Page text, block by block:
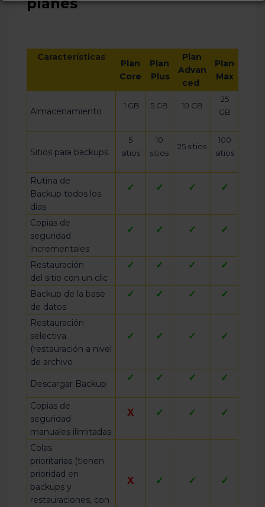
Características
Plan
Core
Plan
Plus
Plan
Advan
ced
Plan
Max
Almacenamiento
1 GB 5 GB 10 GB
25
GB
Sitios para backups
5
sitios
10
sitios
25 sitios
100
sitios
Rutina de
Backup todos los
días
✓ ✓ ✓ ✓
Copias de
seguridad
incrementales
✓ ✓ ✓ ✓
Restauración
del sitio con un clic
✓ ✓ ✓ ✓
Backup de la base
de datos
✓ ✓ ✓ ✓
Restauración
selectiva
(restauración a nivel
de archivo
✓ ✓ ✓ ✓
Descargar Backup
✓ ✓ ✓ ✓
Copias de
seguridad
manuales ilimitadas
X ✓ ✓ ✓
Colas
prioritarias (tienen
prioridad en
backups y
restauraciones, con
X ✓ ✓ ✓